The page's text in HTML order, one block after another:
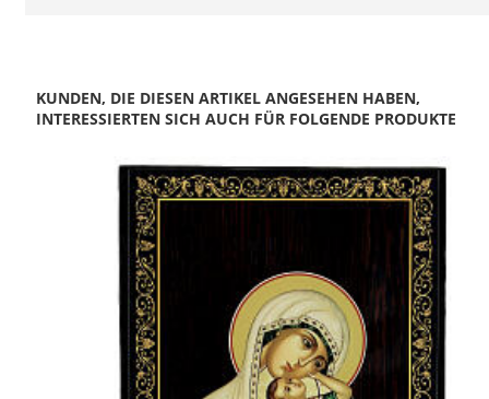
KUNDEN, DIE DIESEN ARTIKEL ANGESEHEN HABEN,
INTERESSIERTEN SICH AUCH FÜR FOLGENDE PRODUKTE